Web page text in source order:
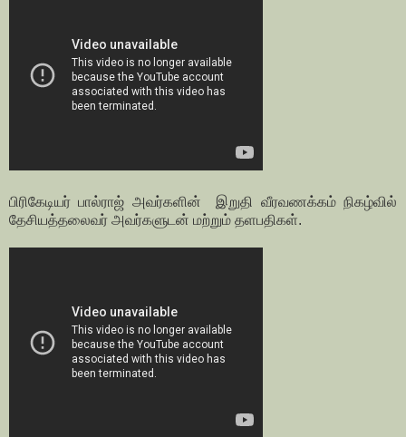
பிரிகேடியர் பால்ராஜ் அவர்களின் இறுதி வீரவணக்கம் நிகழ்வில்
தேசியத்தலைவர் அவர்களுடன் மற்றும் தளபதிகள்.